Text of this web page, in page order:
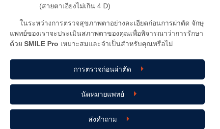
(สายตาเอียงไม่เกิน 4 D)
ในระหว่างการตรวจสุขภาพตาอย่างละเอียดก่อนการผ่าตัด จักษุ
แพทย์ของเราจะประเมินสภาพตาของคุณเพื่อพิจารณาว่าการรักษา
ด้วย SMILE Pro เหมาะสมและจำเป็นสำหรับคุณหรือไม่
การตรวจก่อนผ่าตัด
นัดหมายแพทย์
ส่งคำถาม